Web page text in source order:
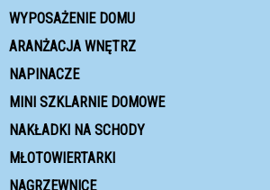
WYPOSAŻENIE DOMU
ARANŻACJA WNĘTRZ
NAPINACZE
MINI SZKLARNIE DOMOWE
NAKŁADKI NA SCHODY
MŁOTOWIERTARKI
NAGRZEWNICE